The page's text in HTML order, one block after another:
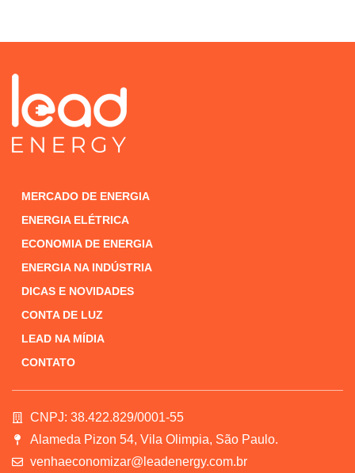
MERCADO DE ENERGIA
ENERGIA ELÉTRICA
ECONOMIA DE ENERGIA
ENERGIA NA INDÚSTRIA
DICAS E NOVIDADES
CONTA DE LUZ
LEAD NA MÍDIA
CONTATO
CNPJ: 38.422.829/0001-55
Alameda Pizon 54, Vila Olimpia, São Paulo.
venhaeconomizar@leadenergy.com.br